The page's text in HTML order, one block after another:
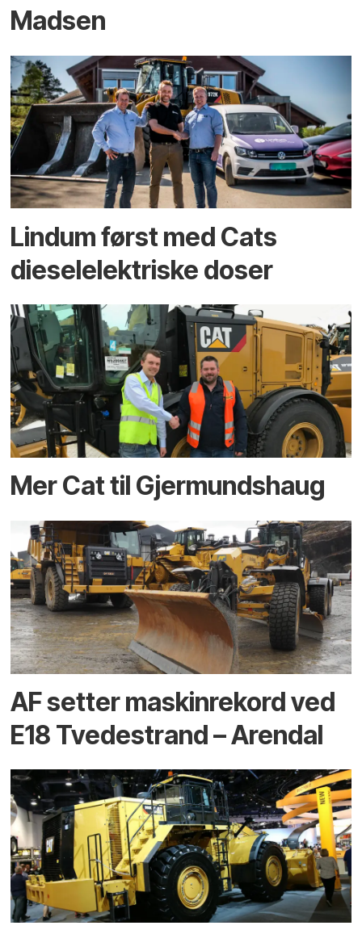
Madsen
Lindum først med Cats
dieselelektriske doser
Mer Cat til Gjermundshaug
AF setter maskinrekord ved
E18 Tvedestrand – Arendal